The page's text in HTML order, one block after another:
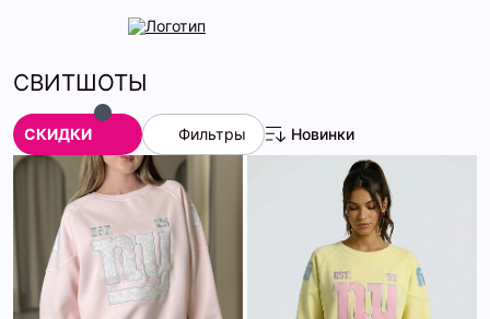
СВИТШОТЫ
СКИДКИ Фильтры Новинки